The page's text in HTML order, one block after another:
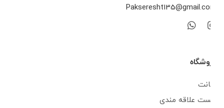
Pakseresht135@gmail.com
فروشگاه
اکانت
لیست علاقه مندی